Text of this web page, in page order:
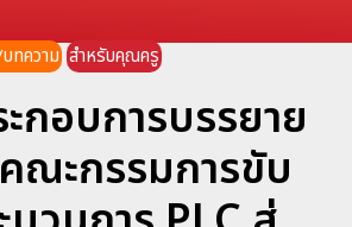
ทความ สำหรับคุณครู
กอบการบรรยาย
ณะกรรมการขับ